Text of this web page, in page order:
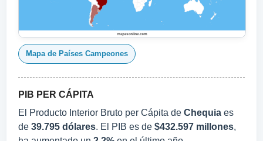
Mapa de Países Campeones
PIB PER CÁPITA
El Producto Interior Bruto per Cápita de Chequia es
de 39.795 dólares. El PIB es de $432.597 millones,